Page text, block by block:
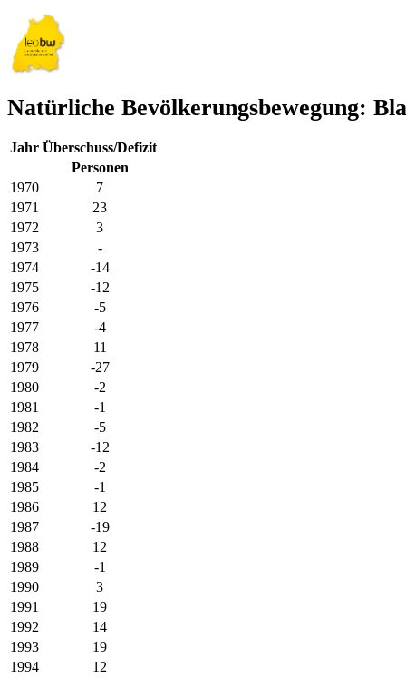
Natürliche Bevölkerungsbewegung:
Jahr Überschuss/Defizit
Personen
1970
7
1971
23
1972
3
1973
-
1974
-14
1975
-12
1976
-5
1977
-4
1978
11
1979
-27
1980
-2
1981
-1
1982
-5
1983
-12
1984
-2
1985
-1
1986
12
1987
-19
1988
12
1989
-1
1990
3
1991
19
1992
14
1993
19
1994
12